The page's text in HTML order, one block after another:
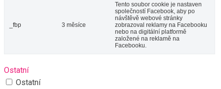
_fbp 3 měsíce
Tento soubor cookie je nastaven
společností Facebook, aby po
návštěvě webové stránky
zobrazoval reklamy na Facebooku
nebo na digitální platformě
založené na reklamě na
Facebooku.
Ostatní
Ostatní